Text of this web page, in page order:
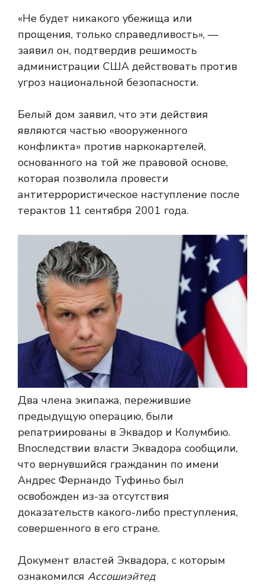
«Не будет никакого убежища или
прощения, только справедливость», —
заявил он, подтвердив решимость
администрации США действовать против
угроз национальной безопасности.
Белый дом заявил, что эти действия
являются частью «вооруженного
конфликта» против наркокартелей,
основанного на той же правовой основе,
которая позволила провести
антитеррористическое наступление после
терактов 11 сентября 2001 года.
Два члена экипажа, пережившие
предыдущую операцию, были
репатриированы в Эквадор и Колумбию.
Впоследствии власти Эквадора сообщили,
что вернувшийся гражданин по имени
Андрес Фернандо Туфиньо был
освобожден из-за отсутствия
доказательств какого-либо преступления,
совершенного в его стране.
Документ властей Эквадора, с которым
ознакомился Ассошиэйтед